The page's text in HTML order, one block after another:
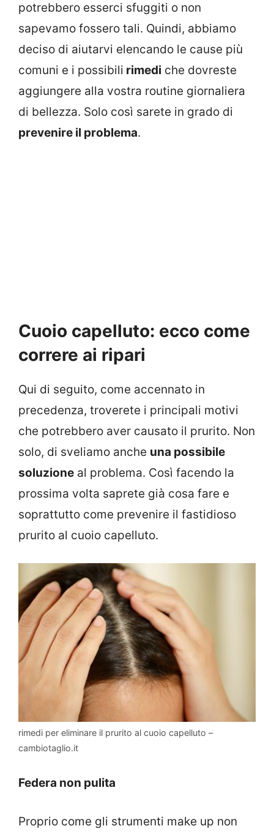
potrebbero esserci sfuggiti o non
sapevamo fossero tali. Quindi, abbiamo
deciso di aiutarvi elencando le cause più
comuni e i possibili rimedi che dovreste
aggiungere alla vostra routine giornaliera
di bellezza. Solo così sarete in grado di
prevenire il problema.
Cuoio capelluto: ecco come
correre ai ripari
Qui di seguito, come accennato in
precedenza, troverete i principali motivi
che potrebbero aver causato il prurito. Non
solo, di sveliamo anche una possibile
soluzione al problema. Così facendo la
prossima volta saprete già cosa fare e
soprattutto come prevenire il fastidioso
prurito al cuoio capelluto.
rimedi per eliminare il prurito al cuoio capelluto –
cambiotaglio.it
Federa non pulita
Proprio come gli strumenti make up non